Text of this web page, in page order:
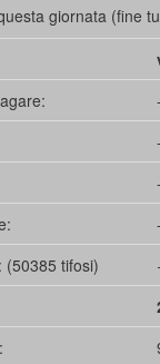
giornata (fine
(50385 tifosi)